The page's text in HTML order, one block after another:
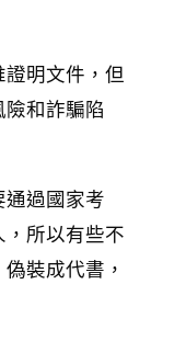
明文件，但
和詐騙陷
通過國家考
所以有些不
裝成代書，